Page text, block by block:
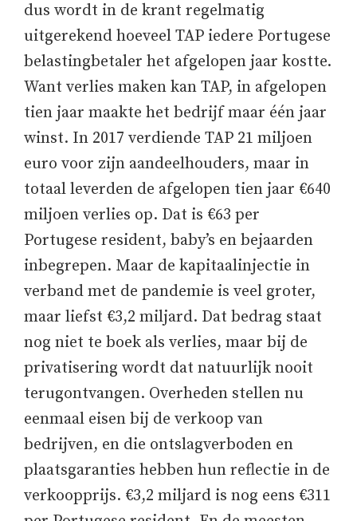
dus wordt in de krant regelmatig
uitgerekend hoeveel TAP iedere Portugese
belastingbetaler het afgelopen jaar kostte.
Want verlies maken kan TAP, in afgelopen
tien jaar maakte het bedrijf maar één jaar
winst. In 2017 verdiende TAP 21 miljoen
euro voor zijn aandeelhouders, maar in
totaal leverden de afgelopen tien jaar €640
miljoen verlies op. Dat is €63 per
Portugese resident, baby’s en bejaarden
inbegrepen. Maar de kapitaalinjectie in
verband met de pandemie is veel groter,
maar liefst €3,2 miljard. Dat bedrag staat
nog niet te boek als verlies, maar bij de
privatisering wordt dat natuurlijk nooit
terugontvangen. Overheden stellen nu
eenmaal eisen bij de verkoop van
bedrijven, en die ontslagverboden en
plaatsgaranties hebben hun reflectie in de
verkoopprijs. €3,2 miljard is nog eens €311